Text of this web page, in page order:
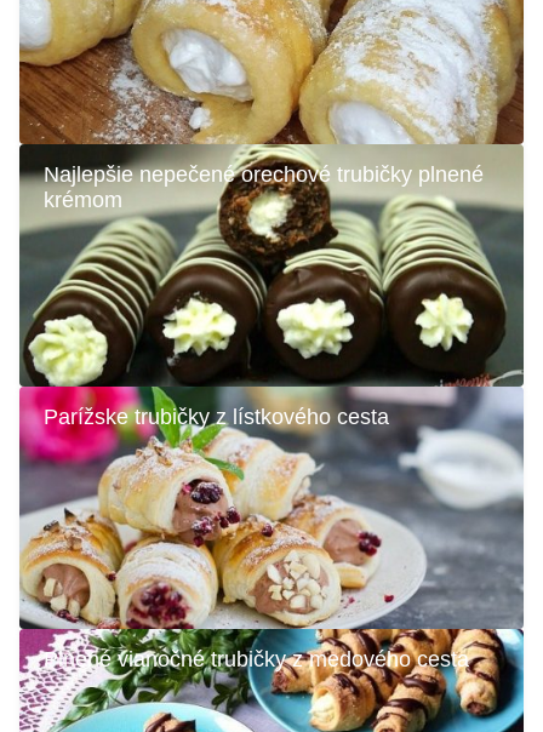
Najlepšie nepečené orechové trubičky plnené
krémom
Parížske trubičky z lístkového cesta
Plnené vianočné trubičky z medového cesta